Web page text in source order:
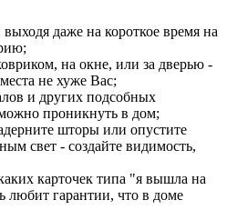
даже на короткое время на
на окне, или за дверью -
не хуже Вас;
и других подсобных
проникнуть в дом;
шторы или опустите
свет - создайте видимость,
карточек типа "я вышла на
любит гарантии, что в доме